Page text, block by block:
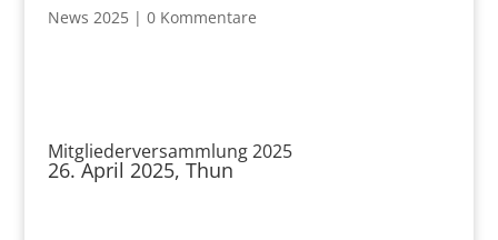
News 2025| 0 Kommentare
Mitgliederversammlung 2025
26. April 2025, Thun